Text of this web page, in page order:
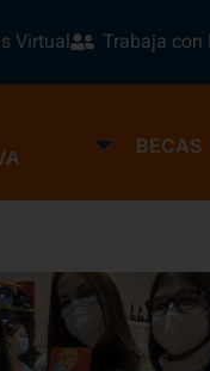
Virtual Trabaja con
BECAS